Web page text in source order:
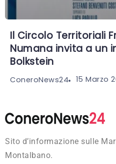
Il Circolo Territoriali
Numana invita a un
Bolkstein
ConeroNews24 15 Marzo
Sito d’informazione sulle
Montalbano.